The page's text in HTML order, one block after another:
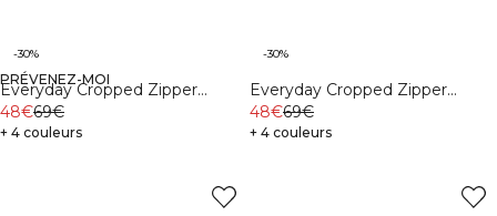
-30%
PRÉVENEZ-MOI
Everyday Cropped Zipper
Hoodie Dark mahogany
48€69€
+ 4 couleurs
-30%
Everyday Cropped Zipper
Hoodie Light Violet Slate
48€69€
+ 4 couleurs